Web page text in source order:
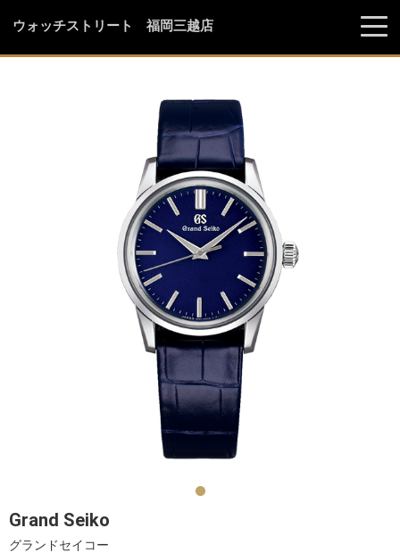
ウォッチストリート 福岡三越店
Grand Seiko
グランドセイコー